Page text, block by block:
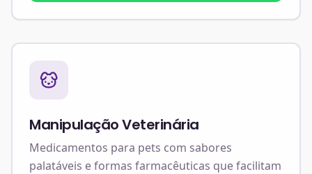
Manipulação Veterinária
Medicamentos para pets com sabores
palatáveis e formas farmacêuticas que facilitam